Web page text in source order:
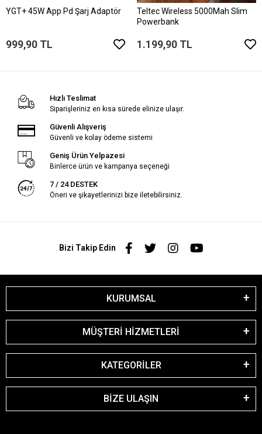
YGT+ 45W App Pd Şarj Adaptör
999,90 TL
Teltec Wireless 5000Mah Slim
Powerbank
1.199,90 TL
Hızlı Teslimat
Siparişleriniz en kısa sürede elinize ulaşır.
Güvenli Alışveriş
Güvenli ve kolay ödeme sistemi
Geniş Ürün Yelpazesi
Binlerce ürün ve kampanya seçeneği
7 / 24 DESTEK
Öneri ve şikayetlerinizi bize iletebilirsiniz.
Bizi Takip Edin
KURUMSAL
MÜŞTERİ HİZMETLERİ
KATEGORİLER
BİZE ULAŞIN